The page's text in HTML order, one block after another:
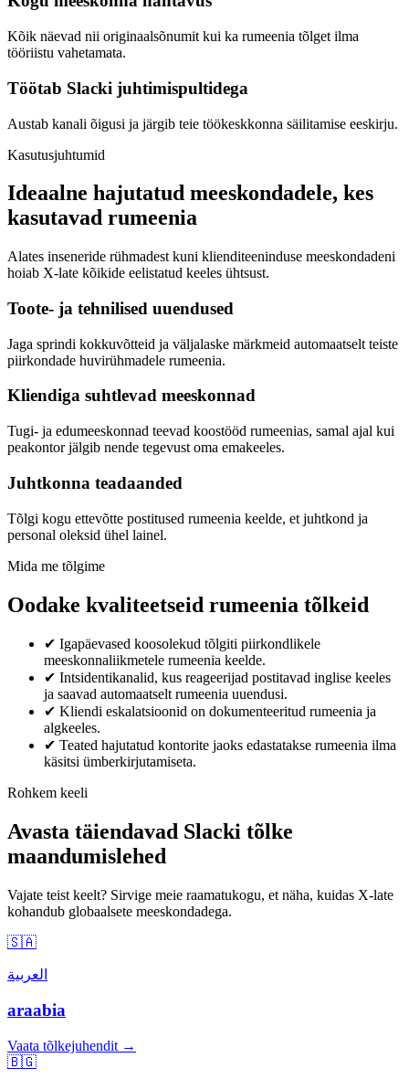
Kõik näevad nii originaalsõnumit kui ka rumeenia tõlget ilma
tööriistu vahetamata.
Töötab Slacki juhtimispultidega
Austab kanali õigusi ja järgib teie töökeskkonna säilitamise eeskirju.
Kasutusjuhtumid
Ideaalne hajutatud meeskondadele, kes
kasutavad rumeenia
Alates inseneride rühmadest kuni klienditeeninduse meeskondadeni
hoiab X-late kõikide eelistatud keeles ühtsust.
Toote- ja tehnilised uuendused
Jaga sprindi kokkuvõtteid ja väljalaske märkmeid automaatselt teiste
piirkondade huvirühmadele rumeenia.
Kliendiga suhtlevad meeskonnad
Tugi- ja edumeeskonnad teevad koostööd rumeenias, samal ajal kui
peakontor jälgib nende tegevust oma emakeeles.
Juhtkonna teadaanded
Tõlgi kogu ettevõtte postitused rumeenia keelde, et juhtkond ja
personal oleksid ühel lainel.
Mida me tõlgime
Oodake kvaliteetseid rumeenia tõlkeid
✔ Igapäevased koosolekud tõlgiti piirkondlikele
meeskonnaliikmetele rumeenia keelde.
✔ Intsidentikanalid, kus reageerijad postitavad inglise keeles
ja saavad automaatselt rumeenia uuendusi.
✔ Kliendi eskalatsioonid on dokumenteeritud rumeenia ja
algkeeles.
✔ Teated hajutatud kontorite jaoks edastatakse rumeenia ilma
käsitsi ümberkirjutamiseta.
Rohkem keeli
Avasta täiendavad Slacki tõlke
maandumislehed
Vajate teist keelt? Sirvige meie raamatukogu, et näha, kuidas X-late
kohandub globaalsete meeskondadega.
🇸🇦
العربية
araabia
Vaata tõlkejuhendit →
🇧🇬